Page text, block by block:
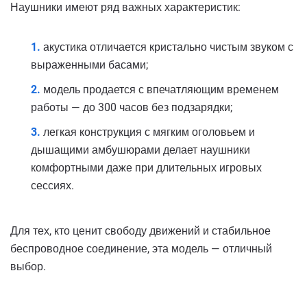
Наушники имеют ряд важных характеристик:
акустика отличается кристально чистым звуком с
выраженными басами;
модель продается с впечатляющим временем
работы — до 300 часов без подзарядки;
легкая конструкция с мягким оголовьем и
дышащими амбушюрами делает наушники
комфортными даже при длительных игровых
сессиях.
Для тех, кто ценит свободу движений и стабильное
беспроводное соединение, эта модель — отличный
выбор.